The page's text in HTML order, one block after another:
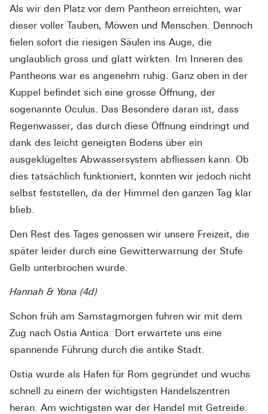
Als wir den Platz vor dem Pantheon erreichten, war
dieser voller Tauben, Möwen und Menschen. Dennoch
fielen sofort die riesigen Säulen ins Auge, die
unglaublich gross und glatt wirkten. Im Inneren des
Pantheons war es angenehm ruhig. Ganz oben in der
Kuppel befindet sich eine grosse Öffnung, der
sogenannte Oculus. Das Besondere daran ist, dass
Regenwasser, das durch diese Öffnung eindringt und
dank des leicht geneigten Bodens über ein
ausgeklügeltes Abwassersystem abfliessen kann. Ob
dies tatsächlich funktioniert, konnten wir jedoch nicht
selbst feststellen, da der Himmel den ganzen Tag klar
blieb.
Den Rest des Tages genossen wir unsere Freizeit, die
später leider durch eine Gewitterwarnung der Stufe
Gelb unterbrochen wurde.
Hannah & Yona (4d)
Schon früh am Samstagmorgen fuhren wir mit dem
Zug nach Ostia Antica. Dort erwartete uns eine
spannende Führung durch die antike Stadt.
Ostia wurde als Hafen für Rom gegründet und wuchs
schnell zu einem der wichtigsten Handelszentren
heran. Am wichtigsten war der Handel mit Getreide.